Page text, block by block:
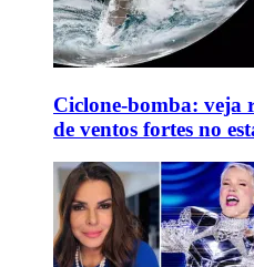
Ciclone-bomba: veja
de ventos fortes no